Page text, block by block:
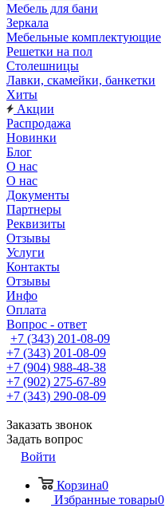
Мебель для бани
Зеркала
Мебельные комплектующие
Решетки на пол
Столешницы
Лавки, скамейки, банкетки
Хиты
Акции
Распродажа
Новинки
Блог
О нас
О нас
Документы
Партнеры
Реквизиты
Отзывы
Услуги
Контакты
Отзывы
Инфо
Оплата
Вопрос - ответ
+7 (343) 201-08-09
+7 (343) 201-08-09
+7 (904) 988-48-38
+7 (902) 275-67-89
+7 (343) 290-08-09
Заказать звонок
Задать вопрос
Войти
Корзина0
Избранные товары0